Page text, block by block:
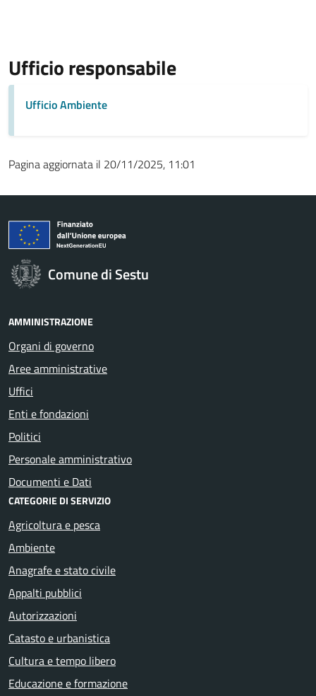
Ufficio responsabile
Ufficio Ambiente
Pagina aggiornata il 20/11/2025, 11:01
Comune di Sestu
AMMINISTRAZIONE
Organi di governo
Aree amministrative
Uffici
Enti e fondazioni
Politici
Personale amministrativo
Documenti e Dati
CATEGORIE DI SERVIZIO
Agricoltura e pesca
Ambiente
Anagrafe e stato civile
Appalti pubblici
Autorizzazioni
Catasto e urbanistica
Cultura e tempo libero
Educazione e formazione